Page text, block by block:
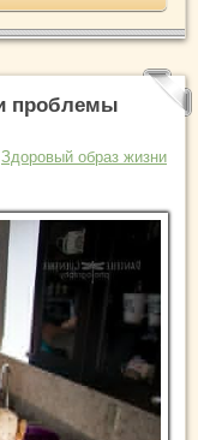
проблемы
Здоровый образ жизни